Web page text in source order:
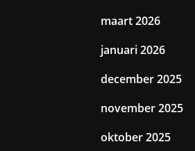
maart 2026
januari 2026
december 2025
november 2025
oktober 2025